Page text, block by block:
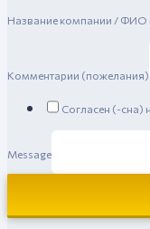
Название компании / ФИО
Комментарии (пожелания)
Согласен (-сна)
Message